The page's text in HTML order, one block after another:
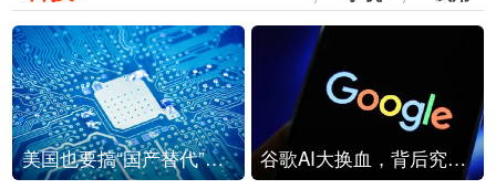
美国也要搞“国产替代”？先算清三笔账 谷歌AI大换血，背后究竟发生了什么？